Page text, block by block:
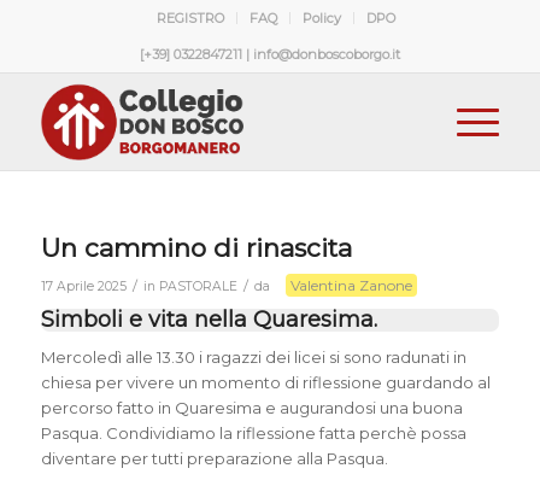
REGISTRO FAQ Policy DPO
[+39] 0322847211 | info@donboscoborgo.it
Un cammino di rinascita
17 Aprile 2025 / in PASTORALE / da Valentina Zanone
Simboli e vita nella Quaresima.
Mercoledì alle 13.30 i ragazzi dei licei si sono radunati in
chiesa per vivere un momento di riflessione guardando al
percorso fatto in Quaresima e augurandosi una buona
Pasqua. Condividiamo la riflessione fatta perchè possa
diventare per tutti preparazione alla Pasqua.